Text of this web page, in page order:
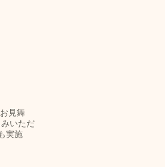
見舞
いただ
実施